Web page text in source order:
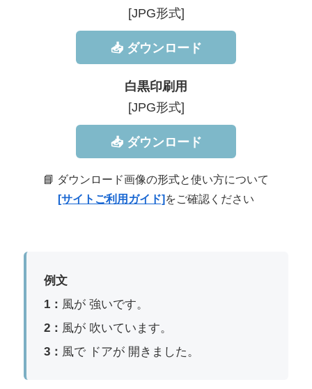
[JPG形式]
📥 ダウンロード
白黒印刷用
[JPG形式]
📥 ダウンロード
📘 ダウンロード画像の形式と使い方について
[サイトご利用ガイド] をご確認ください
例文
1： 風が 強いです。
2： 風が 吹いています。
3： 風で ドアが 開きました。